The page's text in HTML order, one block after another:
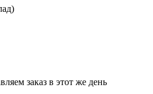
заказ в этот же день